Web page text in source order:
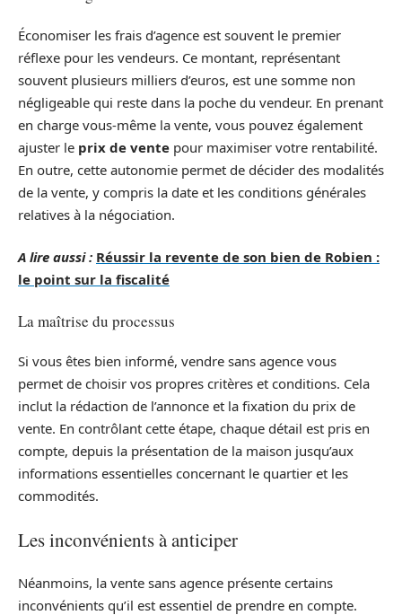
Économiser les frais d’agence est souvent le premier
réflexe pour les vendeurs. Ce montant, représentant
souvent plusieurs milliers d’euros, est une somme non
négligeable qui reste dans la poche du vendeur. En prenant
en charge vous-même la vente, vous pouvez également
ajuster le prix de vente pour maximiser votre rentabilité.
En outre, cette autonomie permet de décider des modalités
de la vente, y compris la date et les conditions générales
relatives à la négociation.
A lire aussi : Réussir la revente de son bien de Robien :
le point sur la fiscalité
La maîtrise du processus
Si vous êtes bien informé, vendre sans agence vous
permet de choisir vos propres critères et conditions. Cela
inclut la rédaction de l’annonce et la fixation du prix de
vente. En contrôlant cette étape, chaque détail est pris en
compte, depuis la présentation de la maison jusqu’aux
informations essentielles concernant le quartier et les
commodités.
Les inconvénients à anticiper
Néanmoins, la vente sans agence présente certains
inconvénients qu’il est essentiel de prendre en compte.